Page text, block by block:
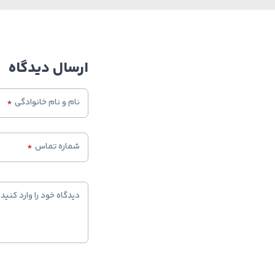
ارسال دیدگاه
نام و نام خانوادگی *
شماره تماس *
دیدگاه خود را وارد کنید